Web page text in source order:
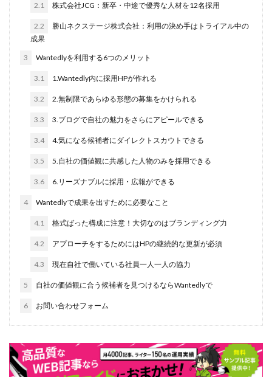
2.1 株式会社JCG：新卒・中途で優秀な人材を12名採用
2.2
勝山ネクステージ株式会社：利用の決め手はトライアル中の
成果
3 Wantedlyを利用する6つのメリット
3.1 1.Wantedly内に採用HPが作れる
3.2 2.無制限であらゆる形態の募集をかけられる
3.3 3.ブログで自社の魅力をさらにアピールできる
3.4 4.気になる候補者にダイレクトスカウトできる
3.5 5.自社の価値観に共感した人物のみを採用できる
3.6 6.リーズナブルに採用・広報ができる
4 Wantedlyで成果を出すために必要なこと
4.1 格式ばった構成に注意！大切なのはブランディング力
4.2 アプローチをするためにはHPの継続的な更新が必須
4.3 現在自社で働いている社員一人一人の協力
5 自社の価値観に合う候補者を見つけるならWantedlyで
6 お問い合わせフォーム
管理画面
違い
運用
通年採用
返信が来ない
質問
課題
文章構成
社員
研修
現状
特徴
新卒
新入社員